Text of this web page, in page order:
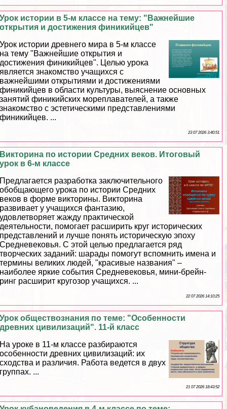
Урок истории в 5-м классе на тему: "Важнейшие
открытия и достижения финикийцев"
Урок истории древнего мира в 5-м классе
на тему "Важнейшие открытия и
достижения финикийцев". Целью урока
является знакомство учащихся с
важнейшими открытиями и достижениями
финикийцев в области культуры, выяснение основных
занятий финикийских мореплавателей, а также
знакомство с эстетическими представлениями
финикийцев. ...
23 07 2026 3:40:51
Викторина по истории Средних веков. Итоговый
урок в 6-м классе
Предлагается разработка заключительного
обобщающего урока по истории Средних
веков в форме викторины. Викторина
развивает у учащихся фантазию,
удовлетворяет жажду пpaктической
деятельности, помогает расширить круг исторических
представлений и лучше понять историческую эпоху
Средневековья. С этой целью предлагается ряд
творческих заданий: шарады помогут вспомнить имена и
термины великих людей, "красивые названия" –
наиболее яркие события Cредневековья, мини-брейн-
ринг расширит кругозор учащихся. ...
22 07 2026 14:10:25
Урок обществознания по теме: "Особенности
древних цивилизаций". 11-й класс
На уроке в 11-м классе разбираются
особенности древних цивилизаций: их
сходства и различия. Работа ведется в двух
группах. ...
21 07 2026 18:43:52